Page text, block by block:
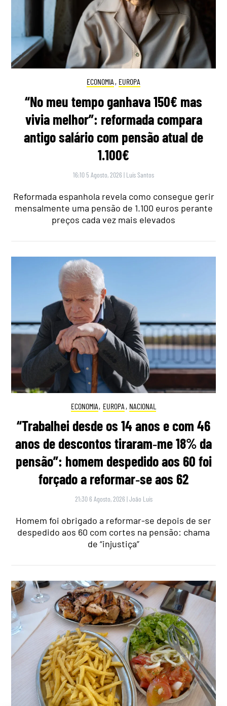
ECONOMIA , EUROPA
“No meu tempo ganhava 150€ mas
vivia melhor”: reformada compara
antigo salário com pensão atual de
1.100€
16:10 5 Agosto, 2026 | Luís Santos
Reformada espanhola revela como consegue gerir
mensalmente uma pensão de 1.100 euros perante
preços cada vez mais elevados
ECONOMIA, EUROPA , NACIONAL
“Trabalhei desde os 14 anos e com 46
anos de descontos tiraram‑me 18% da
pensão”: homem despedido aos 60 foi
forçado a reformar‑se aos 62
21:30 6 Agosto, 2026 |João Luís
Homem foi obrigado a reformar-se depois de ser
despedido aos 60 com cortes na pensão: chama
de “injustiça”